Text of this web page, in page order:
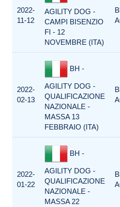
2022-
11-12
AGILITY DOG -
CAMPI BISENZIO
FI - 12
NOVEMBRE (ITA)
2022-
02-13
BH -
AGILITY DOG -
QUALIFICAZIONE
NAZIONALE -
MASSA 13
FEBBRAIO (ITA)
2022-
01-22
BH -
AGILITY DOG -
QUALIFICAZIONE
NAZIONALE -
MASSA 22